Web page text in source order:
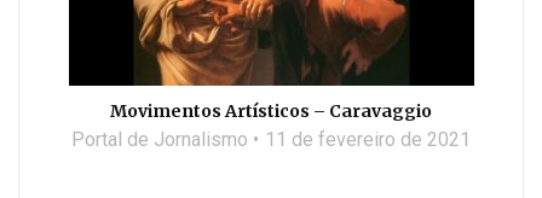
Movimentos Artísticos – Caravaggio
Portal de Jornalismo 11 de fevereiro de 2021